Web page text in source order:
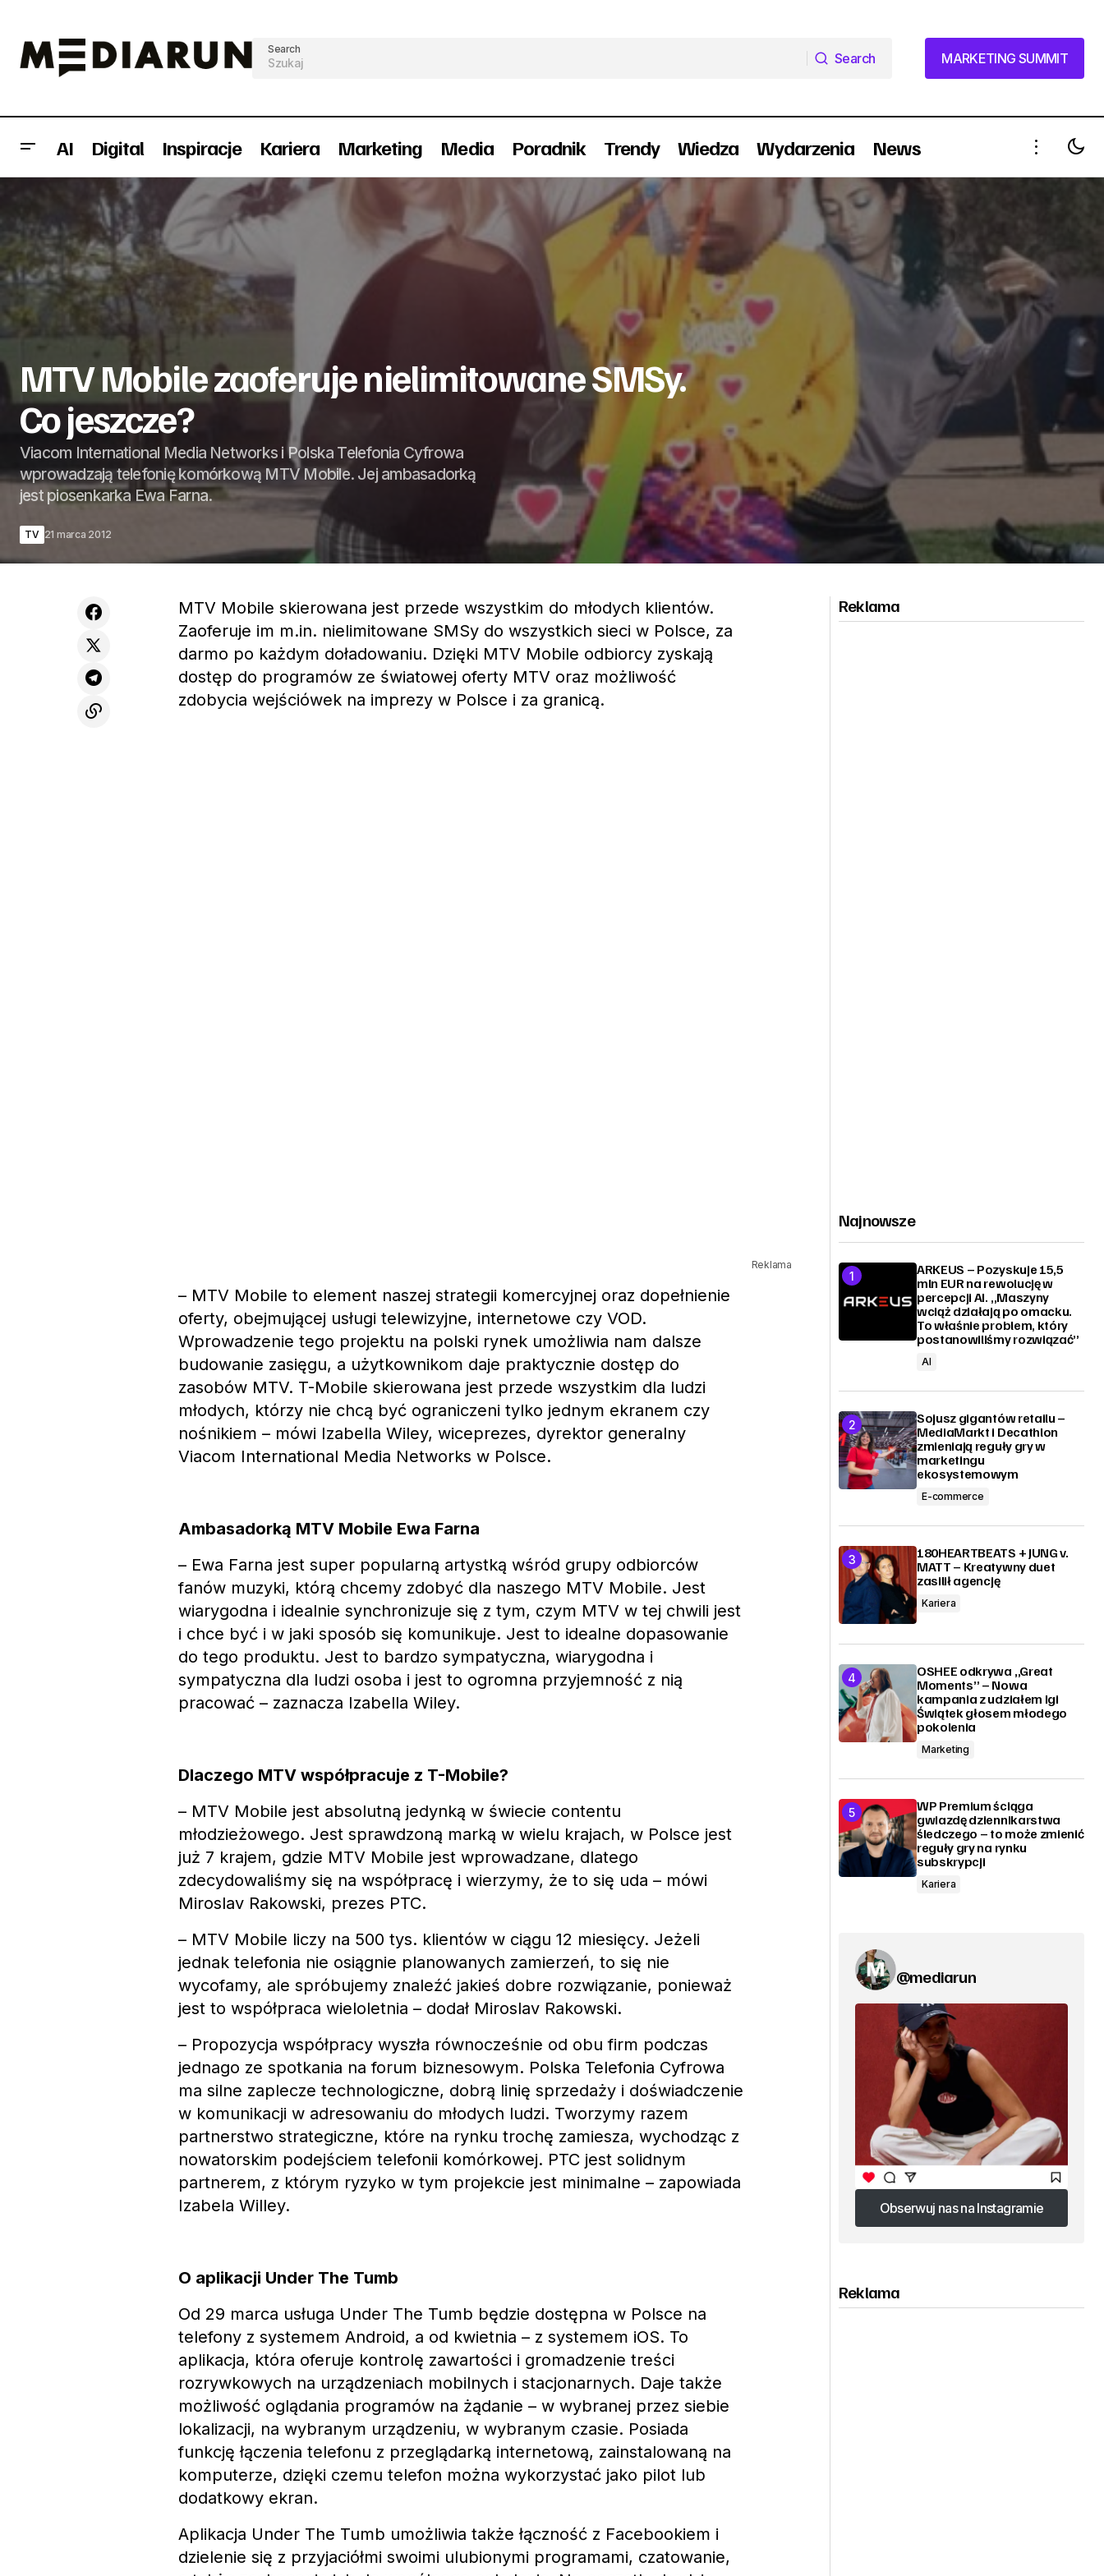
Search
Search
MARKETING SUMMIT
MARKETING SUMMIT
AI Digital Inspiracje Kariera Marketing Media Poradnik Trendy Wiedza Wydarzenia News
7islands klientem Warsaw Public
MTV Mobile zaoferuje nielimitowane SMSy. Co jeszcze?
AdReport: kampania tygodnia 12-
18.03.2012 - Jeep Grand Cherokee
MTV Mobile zaoferuje nielimitowane SMSy.
Co jeszcze?
Viacom International Media Networks i Polska Telefonia Cyfrowa
wprowadzają telefonię komórkową MTV Mobile. Jej ambasadorką
jest piosenkarka Ewa Farna.
TV 21 marca 2012
MTV Mobile skierowana jest przede wszystkim do młodych klientów.
Zaoferuje im m.in. nielimitowane SMSy do wszystkich sieci w Polsce, za
darmo po każdym doładowaniu. Dzięki MTV Mobile odbiorcy zyskają
dostęp do programów ze światowej oferty MTV oraz możliwość
zdobycia wejściówek na imprezy w Polsce i za granicą.
Reklama
– MTV Mobile to element naszej strategii komercyjnej oraz dopełnienie
oferty, obejmującej usługi telewizyjne, internetowe czy VOD.
Wprowadzenie tego projektu na polski rynek umożliwia nam dalsze
budowanie zasięgu, a użytkownikom daje praktycznie dostęp do
zasobów MTV. T-Mobile skierowana jest przede wszystkim dla ludzi
młodych, którzy nie chcą być ograniczeni tylko jednym ekranem czy
nośnikiem – mówi Izabella Wiley, wiceprezes, dyrektor generalny
Viacom International Media Networks w Polsce.
Ambasadorką MTV Mobile Ewa Farna
– Ewa Farna jest super popularną artystką wśród grupy odbiorców
fanów muzyki, którą chcemy zdobyć dla naszego MTV Mobile. Jest
wiarygodna i idealnie synchronizuje się z tym, czym MTV w tej chwili jest
i chce być i w jaki sposób się komunikuje. Jest to idealne dopasowanie
do tego produktu. Jest to bardzo sympatyczna, wiarygodna i
sympatyczna dla ludzi osoba i jest to ogromna przyjemność z nią
pracować – zaznacza Izabella Wiley.
Dlaczego MTV współpracuje z T-Mobile?
– MTV Mobile jest absolutną jedynką w świecie contentu
młodzieżowego. Jest sprawdzoną marką w wielu krajach, w Polsce jest
już 7 krajem, gdzie MTV Mobile jest wprowadzane, dlatego
zdecydowaliśmy się na współpracę i wierzymy, że to się uda – mówi
Miroslav Rakowski, prezes PTC.
– MTV Mobile liczy na 500 tys. klientów w ciągu 12 miesięcy. Jeżeli
jednak telefonia nie osiągnie planowanych zamierzeń, to się nie
wycofamy, ale spróbujemy znaleźć jakieś dobre rozwiązanie, ponieważ
jest to współpraca wieloletnia – dodał Miroslav Rakowski.
– Propozycja współpracy wyszła równocześnie od obu firm podczas
jednago ze spotkania na forum biznesowym. Polska Telefonia Cyfrowa
ma silne zaplecze technologiczne, dobrą linię sprzedaży i doświadczenie
w komunikacji w adresowaniu do młodych ludzi. Tworzymy razem
partnerstwo strategiczne, które na rynku trochę zamiesza, wychodząc z
nowatorskim podejściem telefonii komórkowej. PTC jest solidnym
partnerem, z którym ryzyko w tym projekcie jest minimalne – zapowiada
Izabela Willey.
O aplikacji Under The Tumb
Od 29 marca usługa Under The Tumb będzie dostępna w Polsce na
telefony z systemem Android, a od kwietnia – z systemem iOS. To
aplikacja, która oferuje kontrolę zawartości i gromadzenie treści
rozrywkowych na urządzeniach mobilnych i stacjonarnych. Daje także
możliwość oglądania programów na żądanie – w wybranej przez siebie
lokalizacji, na wybranym urządzeniu, w wybranym czasie. Posiada
funkcję łączenia telefonu z przeglądarką internetową, zainstalowaną na
komputerze, dzięki czemu telefon można wykorzystać jako pilot lub
dodatkowy ekran.
Aplikacja Under The Tumb umożliwia także łączność z Facebookiem i
dzielenie się z przyjaciółmi swoimi ulubionymi programami, czatowanie,
Reklama
Najnowsze
ARKEUS – Pozyskuje 15,5
mln EUR na rewolucję w
percepcji AI. „Maszyny
wciąż działają po omacku.
To właśnie problem, który
postanowiliśmy rozwiązać”
AI
Sojusz gigantów retailu –
MediaMarkt i Decathlon
zmieniają reguły gry w
marketingu
ekosystemowym
E-commerce
180HEARTBEATS + JUNG v.
MATT – Kreatywny duet
zasilił agencję
Kariera
OSHEE odkrywa „Great
Moments” – Nowa
kampania z udziałem Igi
Świątek głosem młodego
pokolenia
Marketing
WP Premium ściąga
gwiazdę dziennikarstwa
śledczego – to może zmienić
reguły gry na rynku
subskrypcji
Kariera
@mediarun
Obserwuj nas na Instagramie
Obserwuj nas na Instagramie
Reklama